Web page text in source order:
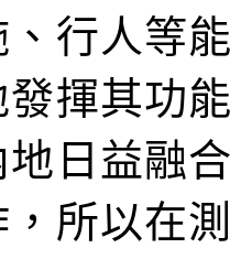
行人等
揮其功
地日益融
所以在